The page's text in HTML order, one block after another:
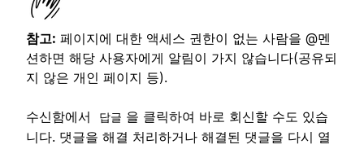
참고: 페이지에 대한 액세스 권한이 없는 사람을 @멘
션하면 해당 사용자에게 알림이 가지 않습니다(공유되
지 않은 개인 페이지 등).
수신함에서 답글 을 클릭하여 바로 회신할 수도 있습
니다. 댓글을 해결 처리하거나 해결된 댓글을 다시 열